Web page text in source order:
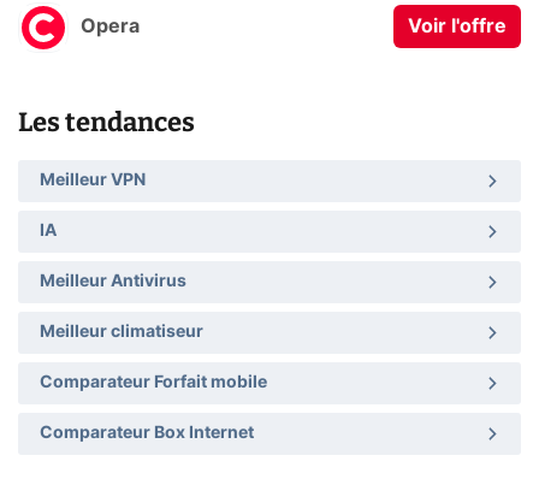
Opera Voir l'offre
Les tendances
Meilleur VPN
IA
Meilleur Antivirus
Meilleur climatiseur
Comparateur Forfait mobile
Comparateur Box Internet